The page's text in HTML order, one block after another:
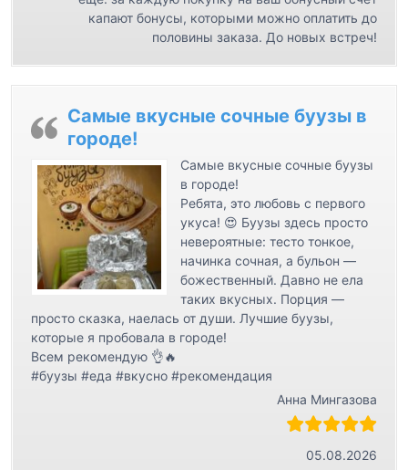
капают бонусы, которыми можно оплатить до
половины заказа. До новых встреч!
Самые вкусные сочные буузы в
городе!
Самые вкусные сочные буузы
в городе!
Ребята, это любовь с первого
укуса! 😍 Буузы здесь просто
невероятные: тесто тонкое,
начинка сочная, а бульон —
божественный. Давно не ела
таких вкусных. Порция —
просто сказка, наелась от души. Лучшие буузы,
которые я пробовала в городе!
Всем рекомендую 👌🔥
#буузы #еда #вкусно #рекомендация
Анна Мингазова
05.08.2026